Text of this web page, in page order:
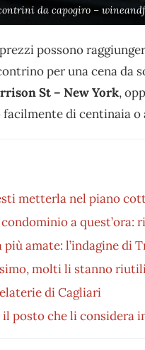
da capogiro –
possono
per una cena da
St – NewYork,
facilmente di centinaia
metterla nel piano
a quest’ora:
amate: l’indagine di
molti li stanno
di Cagliari
il posto che li considera